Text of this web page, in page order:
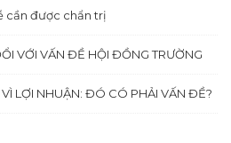
cần được chẩn trị
VỚI VẤN ĐỀ HỘI ĐỒNG TRƯỜNG
LỢI NHUẬN: ĐÓ CÓ PHẢI VẤN ĐỀ?